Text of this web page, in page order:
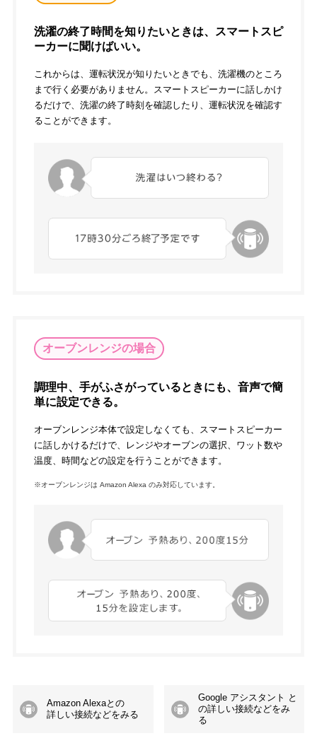
洗濯の終了時間を知りたいときは、スマートスピ
ーカーに聞けばいい。
これからは、運転状況が知りたいときでも、洗濯機のところ
まで行く必要がありません。スマートスピーカーに話しかけ
るだけで、洗濯の終了時刻を確認したり、運転状況を確認す
ることができます。
オーブンレンジの場合
調理中、手がふさがっているときにも、音声で簡
単に設定できる。
オーブンレンジ本体で設定しなくても、スマートスピーカー
に話しかけるだけで、レンジやオーブンの選択、ワット数や
温度、時間などの設定を行うことができます。
※オーブンレンジは Amazon Alexa のみ対応しています。
Amazon Alexaとの
詳しい接続などをみる
Google アシスタント と
の詳しい接続などをみ
る